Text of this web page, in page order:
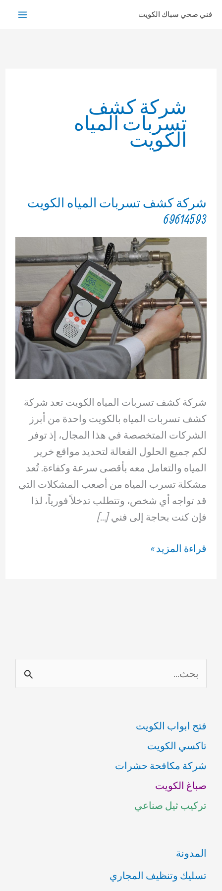
فني صحي سباك الكويت
شركة كشف
تسربات المياه
الكويت
شركة كشف تسربات المياه الكويت
69614593
شركة كشف تسربات المياه الكويت تعد شركة
كشف تسربات المياه بالكويت واحدة من أبرز
الشركات المتخصصة في هذا المجال، إذ توفر
لكم جميع الحلول الفعالة لتحديد مواقع خرير
المياه والتعامل معه بأقصى سرعة وكفاءة. تُعد
مشكلة تسرب المياه من أصعب المشكلات التي
قد تواجه أي شخص، وتتطلب تدخلاً فورياً، لذا
فإن كنت بحاجة إلى فني […]
شركة
قراءة المزيد »
ل
ح
ث
ع
ن
:
فتح ابواب الكويت
تاكسي الكويت
شركة مكافحة حشرات
صباغ الكويت
تركيب ثيل صناعي
المدونة
تسليك وتنظيف المجاري